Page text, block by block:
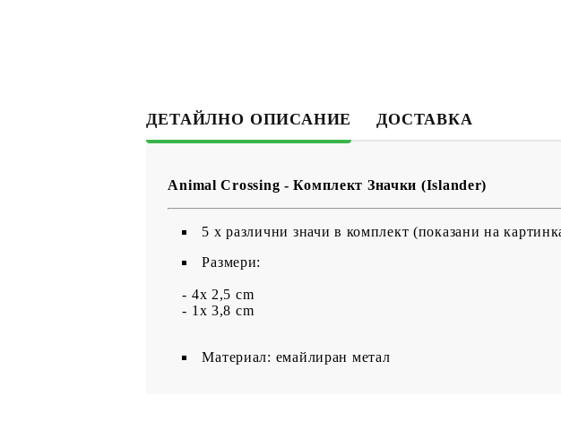
Моят
ДЕТАЙЛНО ОПИСАНИЕ ДОСТАВКА
Animal Crossing - Комплект Значки (Islander)
5 х различни значи в комплект (показани на
Размери:
- 4x 2,5 cm
- 1x 3,8 cm
Материал: емайлиран метал